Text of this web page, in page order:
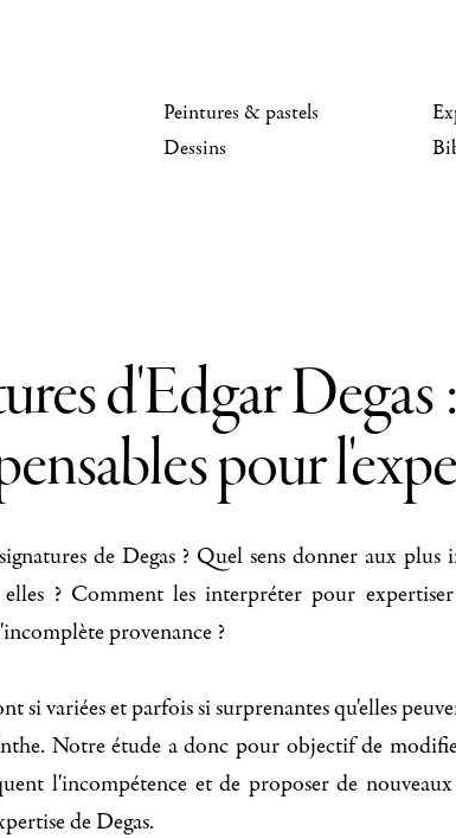
Peintures & pastels
Dessins
d'Edgar Degas
pour
de Degas ? Quel sens donner aux plus
? Comment les interpréter pour
provenance ?
si variées et parfois si surprenantes qu'elles
Notre étude a donc pour objectif de
l'incompétence et de proposer de
de Degas.